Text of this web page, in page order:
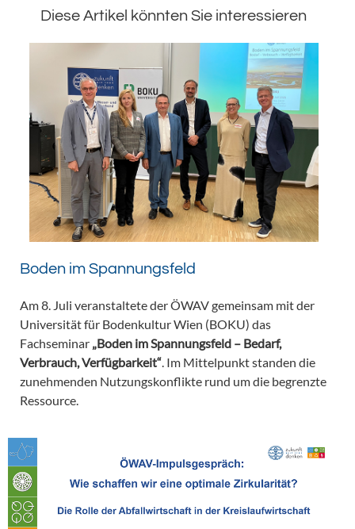
Diese Artikel könnten Sie interessieren
Boden im Spannungsfeld
Am 8. Juli veranstaltete der ÖWAV gemeinsam mit der
Universität für Bodenkultur Wien (BOKU) das
Fachseminar „Boden im Spannungsfeld – Bedarf,
Verbrauch, Verfügbarkeit“ . Im Mittelpunkt standen die
zunehmenden Nutzungskonflikte rund um die begrenzte
Ressource.